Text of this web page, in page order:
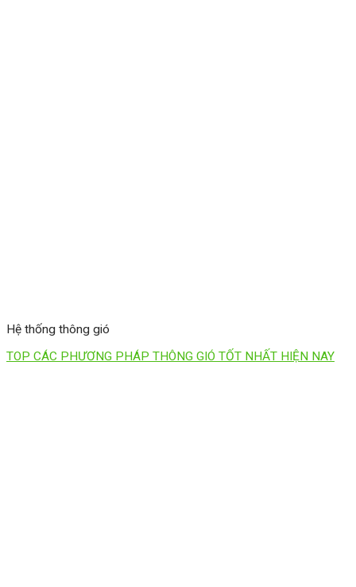
Hệ thống thông gió
TOP CÁC PHƯƠNG PHÁP THÔNG GIÓ TỐT NHẤT HIỆN NAY